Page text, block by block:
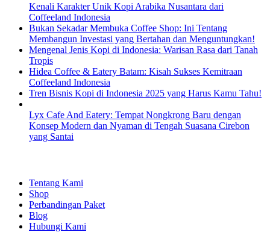
Kenali Karakter Unik Kopi Arabika Nusantara dari
Coffeeland Indonesia
Bukan Sekadar Membuka Coffee Shop: Ini Tentang
Membangun Investasi yang Bertahan dan Menguntungkan!
Mengenal Jenis Kopi di Indonesia: Warisan Rasa dari Tanah
Tropis
Hidea Coffee & Eatery Batam: Kisah Sukses Kemitraan
Coffeeland Indonesia
Tren Bisnis Kopi di Indonesia 2025 yang Harus Kamu Tahu!
Lyx Cafe And Eatery: Tempat Nongkrong Baru dengan
Konsep Modern dan Nyaman di Tengah Suasana Cirebon
yang Santai
Tentang Kami
Shop
Perbandingan Paket
Blog
Hubungi Kami